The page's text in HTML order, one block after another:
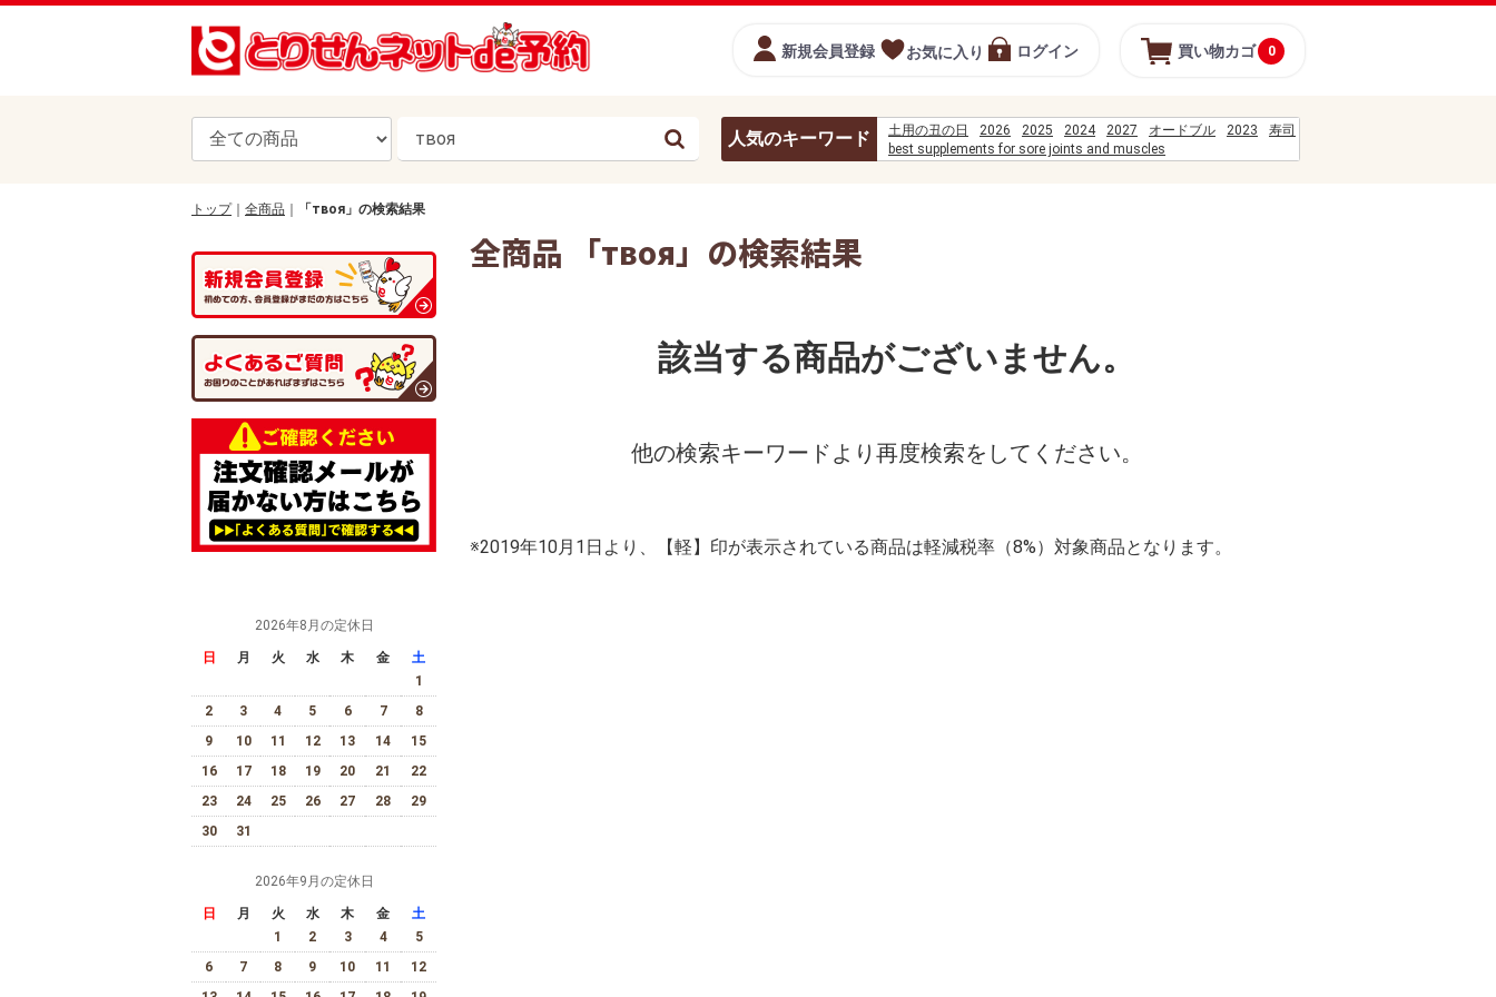
買い物カゴ 0
新規会員登録 お気に入り ログイン
人気のキーワード 土用の丑の日 2026 2025 2024 2027 オードブル 2023
寿司
best supplements for sore joints and muscles
detras de unos %C3%ADdolos porno anime
トップ 全商品 「твоя」の検索結果
2026年8月の定休日
日 月 火 水 木 金
土
1
2
3 4 5 6 7
8
9
10 11 12 13 14
15
16
17 18 19 20 21
22
23
24 25 26 27 28
29
30
31
2026年9月の定休日
日 月 火 水 木 金
土
1
2 3 4
5
6
7 8 9 10 11
12
全商品 「твоя」の検索結果
該当する商品がございません。
他の検索キーワードより再度検索をしてください。
※2019年10月1日より、【軽】印が表示されている商品は軽減税率（8%）対象商品となります。